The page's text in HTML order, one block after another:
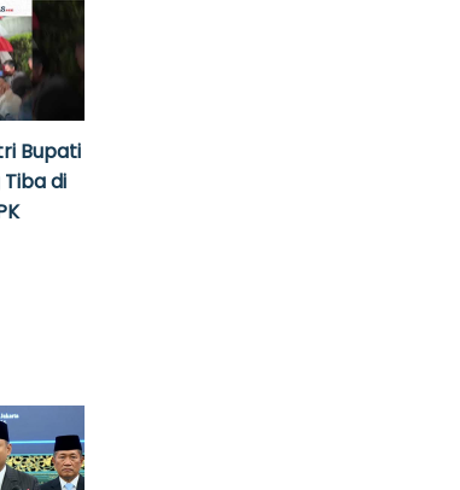
Bupati
di